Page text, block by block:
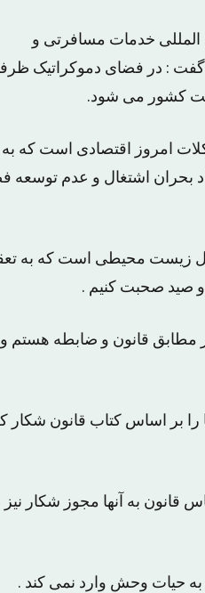
المللی خدمات مسافرتی و
و گفت : در فضای دموکراتیک
کشور می شود.
امروز اقتصادی است که به
بحران اشتغال و عدم توسعه
زیست محیطی است که به
و صید صحبت کنیم .
مطابق قانون و ضابطه هستم و
را بر اساس کتاب قانون شکار
قانون به آنها مجوز شکار نیز
به حیات وحش وارد نمی کند .